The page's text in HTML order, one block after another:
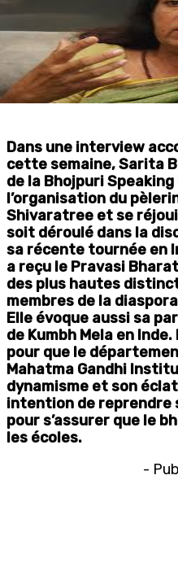
Dans une interview
cette semaine, Sarita
de la Bhojpuri
l’organisation du
Shivaratree et se
soit déroulé dans la
sa récente tournée en
a reçu le Pravasi
des plus hautes
membres de la
Elle évoque aussi sa
de Kumbh Mela en
pour que le
Mahatma Gandhi
dynamisme et son
intention de reprendre
pour s’assurer que le
les écoles.
-